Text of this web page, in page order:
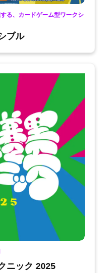
る、カードゲーム型ワークシ
ブル
ニック 2025